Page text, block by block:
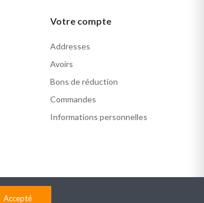
Votre compte
Addresses
Avoirs
Bons de réduction
Commandes
Informations personnelles
Accepté